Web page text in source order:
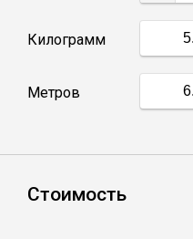
Катанка
Винтовые сваи
Килограмм
Метров
Стоимость